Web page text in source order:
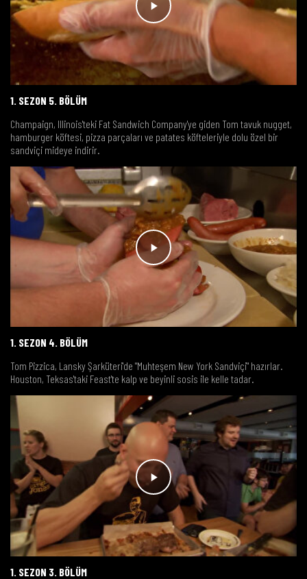
1. SEZON 5. BÖLÜM
Champaign, Illinois'teki Fat Sandwich Company'ye giden Tom tavuk nugget,
hamburger köftesi, pizza parçaları ve patates köfteleriyle dolu özel bir
sandviçi mideye indirir.
1. SEZON 4. BÖLÜM
Tom Pizzica, Lansky Şarküteri'de "Muhteşem New York Sandviçi" hazırlar.
Houston, Teksas'taki Feast'te kalp ve beyinli sosis ile kelle tadar.
1. SEZON 3. BÖLÜM